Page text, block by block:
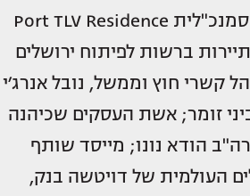
Fluristem יקי ינאי; סמנכ"לית Port TLV Residence
ברשות לפיתוח ירושלים
קשרי חוץ וממשל, נובל אנרג׳י
זומר; אשת העסקים שכיהנה
הודא נונו; מייסד שותף
העולמית של דויטשה בנק,